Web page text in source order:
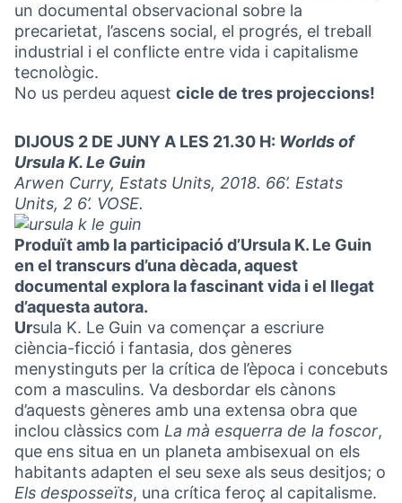
un documental observacional sobre la
precarietat, l’ascens social, el progrés, el treball
industrial i el conflicte entre vida i capitalisme
tecnològic.
No us perdeu aquest cicle de tres projeccions!
DIJOUS 2 DE JUNY A LES 21.30 H: Worlds of
Ursula K. Le Guin
Arwen Curry, Estats Units, 2018. 66’. Estats
Units, 2 6’. VOSE.
Produït amb la participació d’Ursula K. Le Guin
en el transcurs d’una dècada, aquest
documental explora la fascinant vida i el llegat
d’aquesta autora.
Ursula K. Le Guin va començar a escriure
ciència-ficció i fantasia, dos gèneres
menystinguts per la crítica de l’època i concebuts
com a masculins. Va desbordar els cànons
d’aquests gèneres amb una extensa obra que
inclou clàssics com La mà esquerra de la foscor,
que ens situa en un planeta ambisexual on els
habitants adapten el seu sexe als seus desitjos; o
Els desposseïts, una crítica feroç al capitalisme.